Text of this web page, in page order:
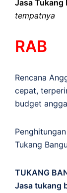
Jasa Tukang
tempatnya
RAB
Rencana
cepat,
budget
Penghitungan
Tukang
TUKANG
Jasa tukang